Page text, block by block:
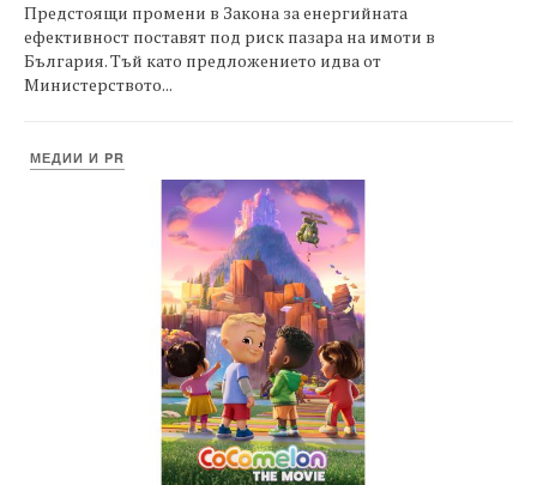
Предстоящи промени в Закона за енергийната
ефективност поставят под риск пазара на имоти в
България. Тъй като предложението идва от
Министерството...
МЕДИИ И PR